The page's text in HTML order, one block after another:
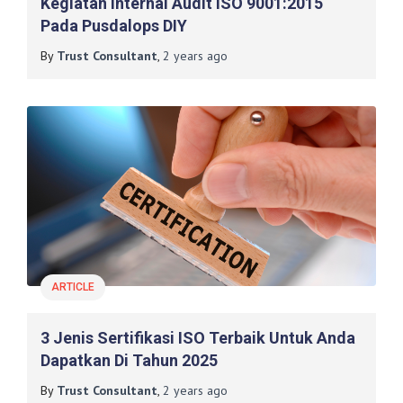
Pada Pusdalops DIY
By Trust Consultant, 2 years ago
ARTICLE
3 Jenis Sertifikasi ISO Terbaik Untuk Anda
Dapatkan Di Tahun 2025
By Trust Consultant, 2 years ago